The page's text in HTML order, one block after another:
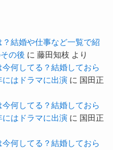
？結婚や仕事など一覧で紹
の後 に 藤田知枝 より
今何してる？結婚しておら
はドラマに出演に 国田正
今何してる？結婚しておら
はドラマに出演に 国田正
今何してる？結婚しておら